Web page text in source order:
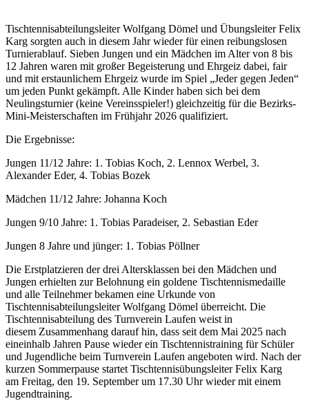
Tischtennisabteilungsleiter Wolfgang Dömel und Übungsleiter Felix
Karg sorgten auch in diesem Jahr wieder für einen reibungslosen
Turnierablauf. Sieben Jungen und ein Mädchen im Alter von 8 bis
12 Jahren waren mit großer Begeisterung und Ehrgeiz dabei, fair
und mit erstaunlichem Ehrgeiz wurde im Spiel „Jeder gegen Jeden“
um jeden Punkt gekämpft. Alle Kinder haben sich bei dem
Neulingsturnier (keine Vereinsspieler!) gleichzeitig für die Bezirks-
Mini-Meisterschaften im Frühjahr 2026 qualifiziert.
Die Ergebnisse:
Jungen 11/12 Jahre: 1. Tobias Koch, 2. Lennox Werbel, 3.
Alexander Eder, 4. Tobias Bozek
Mädchen 11/12 Jahre: Johanna Koch
Jungen 9/10 Jahre: 1. Tobias Paradeiser, 2. Sebastian Eder
Jungen 8 Jahre und jünger: 1. Tobias Pöllner
Die Erstplatzieren der drei Altersklassen bei den Mädchen und
Jungen erhielten zur Belohnung ein goldene Tischtennismedaille
und alle Teilnehmer bekamen eine Urkunde von
Tischtennisabteilungsleiter Wolfgang Dömel überreicht. Die
Tischtennisabteilung des Turnverein Laufen weist in
diesem Zusammenhang darauf hin, dass seit dem Mai 2025 nach
eineinhalb Jahren Pause wieder ein Tischtennistraining für Schüler
und Jugendliche beim Turnverein Laufen angeboten wird. Nach der
kurzen Sommerpause startet Tischtennisübungsleiter Felix Karg
am Freitag, den 19. September um 17.30 Uhr wieder mit einem
Jugendtraining.